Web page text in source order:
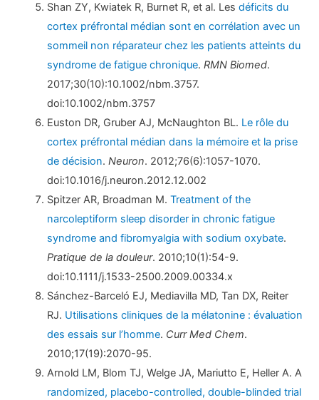
Shan ZY, Kwiatek R, Burnet R, et al. Lesdéficits du
cortex préfrontal médian sont en corrélation avec un
sommeil non réparateur chez les patients atteints du
syndrome de fatigue chronique.RMN Biomed.
2017;30(10):10.1002/nbm.3757.
doi:10.1002/nbm.3757
Euston DR, Gruber AJ, McNaughton BL. Le rôle du
cortex préfrontal médian dans la mémoire et la prise
de décision.Neuron. 2012;76(6):1057-1070.
doi:10.1016/j.neuron.2012.12.002
Spitzer AR, Broadman M.Treatment of the
narcoleptiform sleep disorder in chronic fatigue
syndrome and fibromyalgia with sodium oxybate.
Pratique de la douleur. 2010;10(1):54-9.
doi:10.1111/j.1533-2500.2009.00334.x
Sánchez-Barceló EJ, Mediavilla MD, Tan DX, Reiter
RJ. Utilisations cliniques de la mélatonine : évaluation
des essais sur l’homme. Curr Med Chem.
2010;17(19):2070-95.
Arnold LM, Blom TJ, Welge JA, Mariutto E, Heller A. A
randomized, placebo-controlled, double-blinded trial